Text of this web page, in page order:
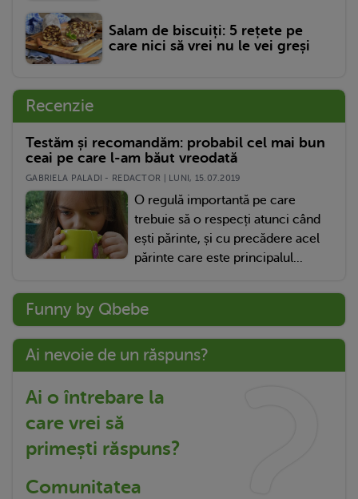
Salam de biscuiți: 5 rețete pe
care nici să vrei nu le vei greși
Recenzie
Testăm și recomandăm: probabil cel mai bun
ceai pe care l-am băut vreodată
GABRIELA PALADI - REDACTOR | LUNI, 15.07.2019
O regulă importantă pe care
trebuie să o respecți atunci când
ești părinte, și cu precădere acel
părinte care este principalul...
Funny by Qbebe
Ai nevoie de un răspuns?
Ai o întrebare la
care vrei să
primești răspuns?
Comunitatea